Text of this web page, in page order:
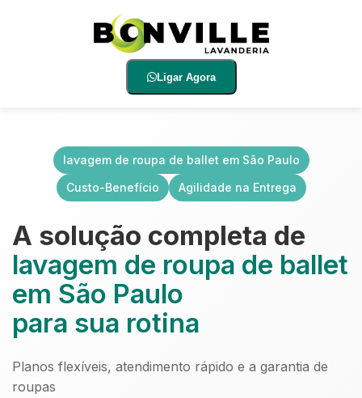
Ligar Agora
lavagem de roupa de ballet em São Paulo
Custo-Benefício
Agilidade na Entrega
A solução completa de
lavagem de roupa de ballet
em São Paulo
para sua rotina
Planos flexíveis, atendimento rápido e a garantia de
roupas